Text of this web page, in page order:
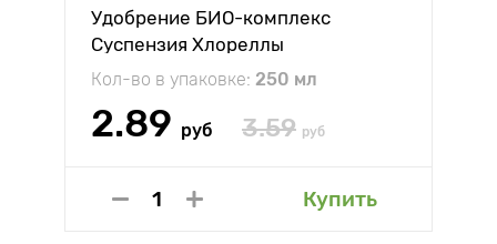
Удобрение БИО-комплекс
Суспензия Хлореллы
Кол-во в упаковке: 250 мл
2.89 руб 3.59 руб
Купить